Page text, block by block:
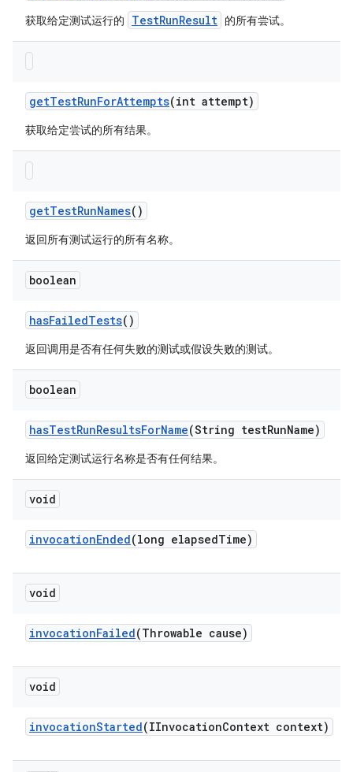
获取给定测试运行的 TestRunResult 的所有尝试。
getTestRunForAttempts(int attempt)
获取给定尝试的所有结果。
getTestRunNames()
返回所有测试运行的所有名称。
boolean
hasFailedTests()
返回调用是否有任何失败的测试或假设失败的测试。
boolean
hasTestRunResultsForName(String testRunName)
返回给定测试运行名称是否有任何结果。
void
invocationEnded(long elapsedTime)
void
invocationFailed(Throwable cause)
void
invocationStarted(IInvocationContext context)